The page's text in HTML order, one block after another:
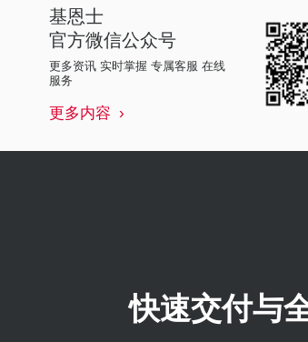
基恩士
官方微信公众号
更多资讯 实时掌握 专属客服 在线
服务
更多内容
快速交付与